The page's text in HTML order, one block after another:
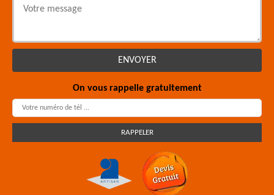
On vous rappelle gratuitement